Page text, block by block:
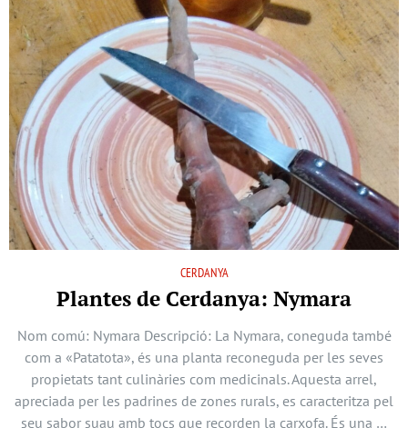
CERDANYA
Plantes de Cerdanya: Nymara
Nom comú: Nymara Descripció: La Nymara, coneguda també
com a «Patatota», és una planta reconeguda per les seves
propietats tant culinàries com medicinals. Aquesta arrel,
apreciada per les padrines de zones rurals, es caracteritza pel
seu sabor suau amb tocs que recorden la carxofa. És una …